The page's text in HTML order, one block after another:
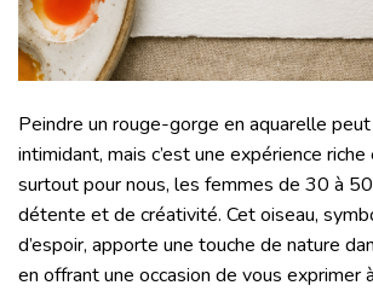
Peindre un rouge-gorge en aquarelle
intimidant, mais c’est une expérience
surtout pour nous, les femmes de 30 à
détente et de créativité. Cet oiseau,
d’espoir, apporte une touche de nature
en offrant une occasion de vous exprimer